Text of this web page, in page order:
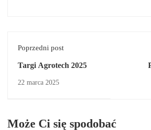
Poprzedni post
Targi Agrotech 2025
22 marca 2025
Może Ci się spodobać